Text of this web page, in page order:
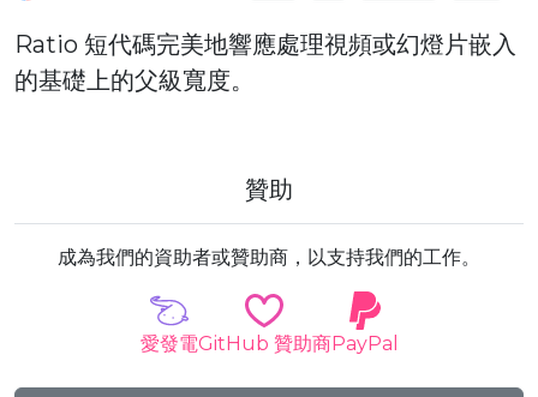
Ratio 短代碼完美地響應處理視頻或幻燈片嵌入
的基礎上的父級寬度。
贊助
成為我們的資助者或贊助商，以支持我們的工作。
愛發電GitHub 贊助商PayPal